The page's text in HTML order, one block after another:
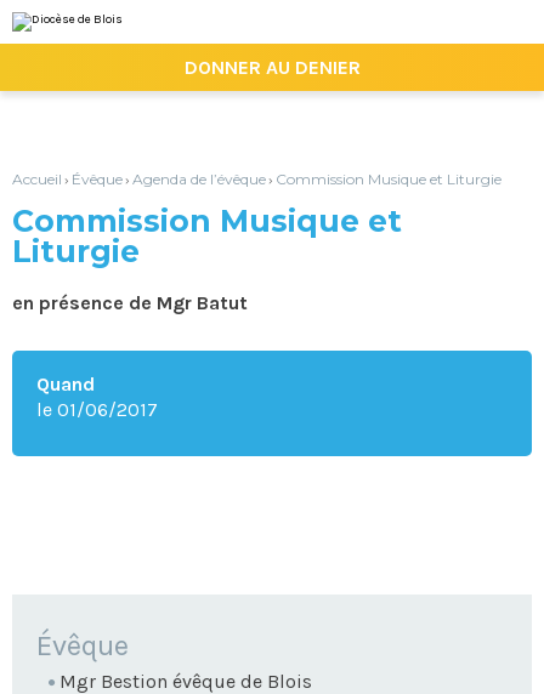
au
contenu.
la
personnels
DONNER AU DENIER
Accueil › Évêque› Agenda de l’évêque› Commission Musique et Liturgie
Commission Musique et
Liturgie
en présence de Mgr Batut
Quand
le 01/06/2017
NAVIGATION
Évêque
Mgr Bestion évêque de Blois